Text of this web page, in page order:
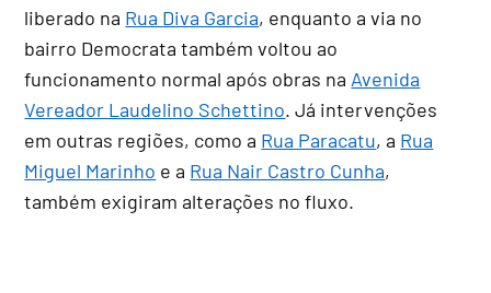
liberado na Rua Diva Garcia, enquanto a via no
bairro Democrata também voltou ao
funcionamento normal após obras na Avenida
Vereador Laudelino Schettino. Já intervenções
em outras regiões, como a Rua Paracatu, a Rua
Miguel Marinho e a Rua Nair Castro Cunha,
também exigiram alterações no fluxo.